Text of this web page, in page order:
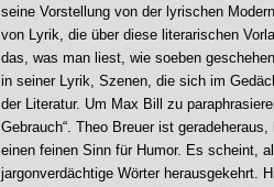
seine Vorstellung von der lyrischen
von Lyrik, die über diese literarischen
das, was man liest, wie soeben
in seiner Lyrik, Szenen, die sich im
der Literatur. Um Max Bill zu
Gebrauch“. Theo Breuer ist
einen feinen Sinn für Humor. Es scheint,
jargonverdächtige Wörter herausgekehrt.